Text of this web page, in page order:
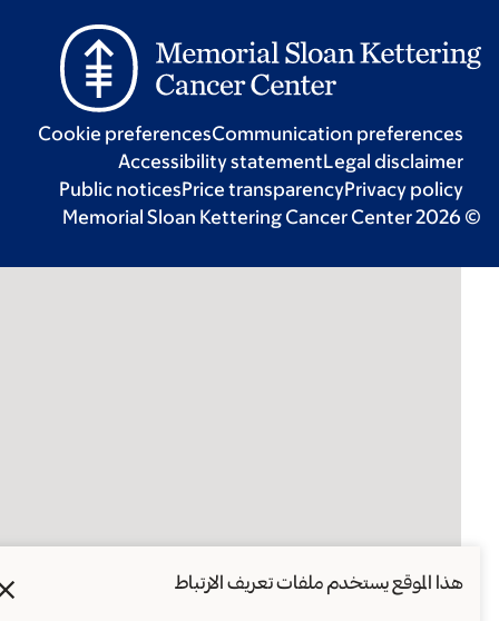
هذا الموقع يستخدم ملفات تعريف الارتباط X
Communication preferences
Cookie preferences
Legal disclaimer
Accessibility statement
Privacy policy
Price transparency
Public notices